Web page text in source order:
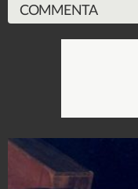
COMMENTA